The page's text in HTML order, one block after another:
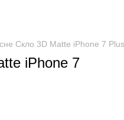
Скло 3D Matte iPhone 7
iPhone 7